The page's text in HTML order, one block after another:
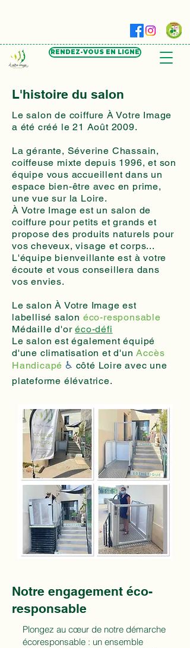
RENDEZ-VOUS EN LIGNE
L'histoire du salon
Le salon de coiffure À Votre Image
a été créé le 21 Août 2009.
La gérante, Séverine Chassain,
coiffeuse mixte depuis 1996, et son
équipe vous accueillent dans un
espace bien-être avec en prime,
une vue sur la Loire.
À Votre Image est un salon de
coiffure pour petits et grands et
propose des produits naturels pour
vos cheveux, visage et corps...
L'équipe bienveillante est à votre
écoute et vous conseillera dans
vos envies.
Le salon À Votre Image est
labellisé salon éco-responsable
Médaille d'oréco-défi
Le salon est également équipé
d'une climatisation et d'un Accès
Handicapé ♿️ côté Loire avec une
plateforme élévatrice.
Notre engagement éco-
responsable
Plongez au cœur de notre démarche
écoresponsable : un ensemble